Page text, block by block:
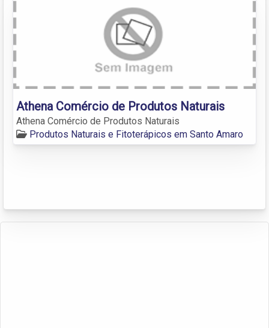
Athena Comércio de Produtos Naturais
Athena Comércio de Produtos Naturais
Produtos Naturais e Fitoterápicos em Santo Amaro